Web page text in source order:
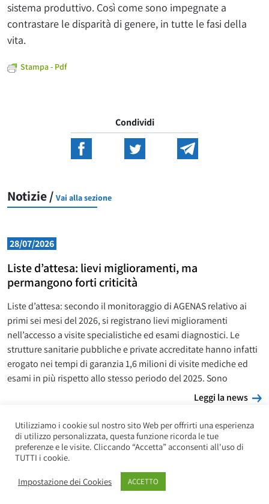
sistema produttivo. Così come sono impegnate a
contrastare le disparità di genere, in tutte le fasi della
vita.
Stampa - Pdf
Condividi
Notizie / Vai alla sezione
28/07/2026
Liste d’attesa: lievi miglioramenti, ma
permangono forti criticità
Liste d’attesa: secondo il monitoraggio di AGENAS relativo ai
primi sei mesi del 2026, si registrano lievi miglioramenti
nell’accesso a visite specialistiche ed esami diagnostici. Le
strutture sanitarie pubbliche e private accreditate hanno infatti
erogato nei tempi di garanzia 1,6 milioni di visite mediche ed
esami in più rispetto allo stesso periodo del 2025. Sono
Leggi la news
Utilizziamo i cookie sul nostro sito Web per offrirti una esperienza
di utilizzo personalizzata, questa funzione ricorda le tue
preferenze e le visite. Cliccando “Accetta” acconsenti all'uso di
TUTTI i cookie.
Impostazione dei Cookies ACCETTO